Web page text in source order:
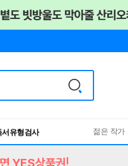
서유형검사
Lab
젊은 작가
YES상품권!